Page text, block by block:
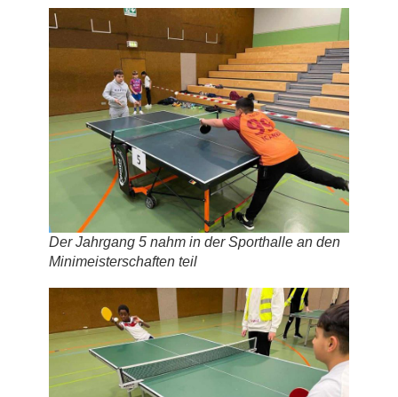
Der Jahrgang 5 nahm in der Sporthalle an den
Minimeisterschaften teil